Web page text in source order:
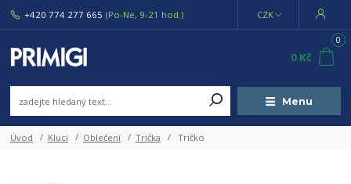
Menu
CZK
+420 774 277 665 (Po-Ne, 9-21 hod.)
0
0 Kč
Úvod Kluci Oblečení Trička Tričko